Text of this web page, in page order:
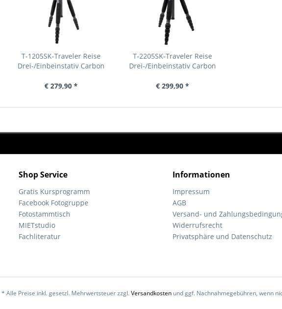
T-1205SK-Traveler Reise
Drei-/Einbeinstativ Carbon
€ 279,90 *
T-2205SK-Traveler Reise
Drei-/Einbeinstativ Carbon
€ 299,90 *
Shop Service
Gratis Kursprogramm
Facebook Fotogruppe
Fotostammtisch
MIETstudio
Fachliteratur
Informationen
Impressum
AGB
Versand- und
Widerrufsrecht
Privatsphäre und Datenschutz
* Alle Preise inkl. gesetzl. Mehrwertsteuer zzgl.Versandkostenund ggf. Nachnahmegebühren, wenn